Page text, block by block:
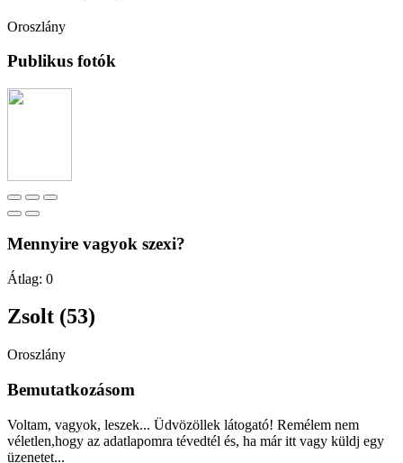
Oroszlány
Publikus fotók
Mennyire vagyok szexi?
Átlag: 0
Zsolt (53)
Oroszlány
Bemutatkozásom
Voltam, vagyok, leszek... Üdvözöllek látogató! Remélem nem
véletlen,hogy az adatlapomra tévedtél és, ha már itt vagy küldj egy
üzenetet...